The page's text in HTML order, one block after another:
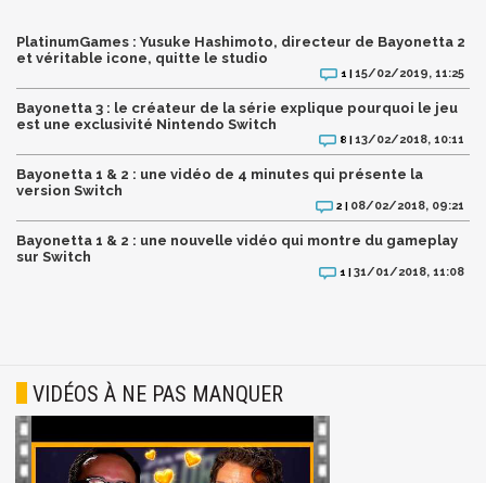
PlatinumGames : Yusuke Hashimoto, directeur de Bayonetta 2
et véritable icone, quitte le studio
1 |15/02/2019, 11:25
Bayonetta 3 : le créateur de la série explique pourquoi le jeu
est une exclusivité Nintendo Switch
8 |13/02/2018, 10:11
Bayonetta 1 & 2 : une vidéo de 4 minutes qui présente la
version Switch
2 | 08/02/2018, 09:21
Bayonetta 1 & 2 : une nouvelle vidéo qui montre du gameplay
sur Switch
1 |31/01/2018, 11:08
VIDÉOS À NE PAS MANQUER